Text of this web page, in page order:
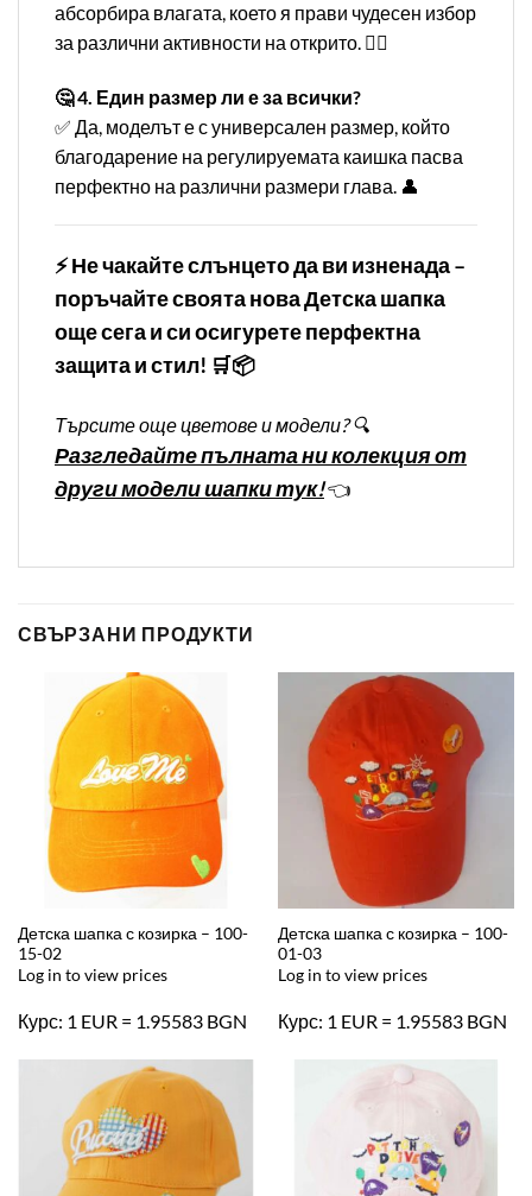
абсорбира влагата, което я прави чудесен избор
за различни активности на открито. 🏌️‍♂️
🤔 4. Един размер ли е за всички?
✅ Да, моделът е с универсален размер, който
благодарение на регулируемата каишка пасва
перфектно на различни размери глава. 👤
⚡ Не чакайте слънцето да ви изненада –
поръчайте своята нова Детска шапка
още сега и си осигурете перфектна
защита и стил! 🛒📦
Търсите още цветове и модели? 🔍
Разгледайте пълната ни колекция от
други модели шапки тук!👈
СВЪРЗАНИ ПРОДУКТИ
Детска шапка с козирка – 100-
15-02
Log in to view prices
Курс: 1 EUR = 1.95583 BGN
Детска шапка с козирка – 100-
01-03
Log in to view prices
Курс: 1 EUR = 1.95583 BGN